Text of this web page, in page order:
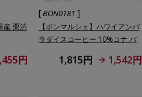
産 栗渋
円
[BON0181 ]
【ボンマルシェ】ハワイアンパ
ラダイスコーヒー 10%コナ バ
1,815円 1,542円